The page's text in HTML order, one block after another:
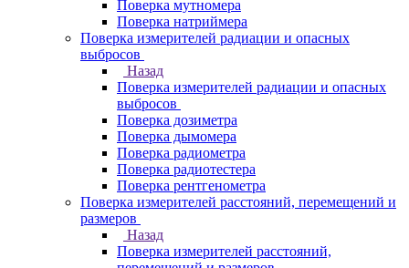
Поверка мутномера
Поверка натриймера
Поверка измерителей радиации и опасных
выбросов
Назад
Поверка измерителей радиации и опасных
выбросов
Поверка дозиметра
Поверка дымомера
Поверка радиометра
Поверка радиотестера
Поверка рентгенометра
Поверка измерителей расстояний, перемещений и
размеров
Назад
Поверка измерителей расстояний,